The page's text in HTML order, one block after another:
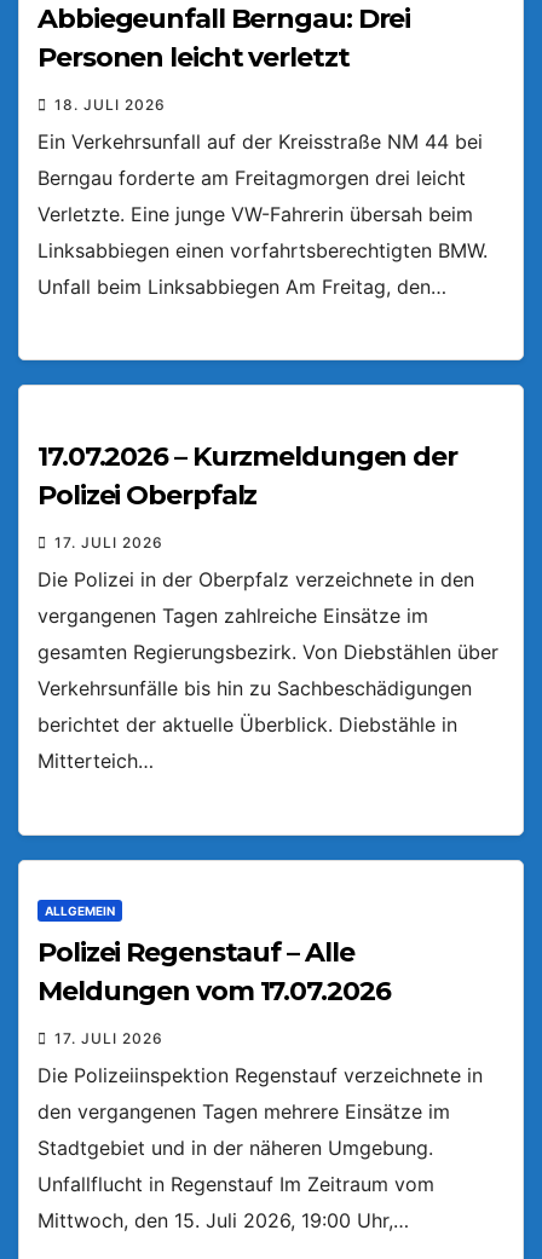
Abbiegeunfall Berngau: Drei
Personen leicht verletzt
18. JULI 2026
Ein Verkehrsunfall auf der Kreisstraße NM 44 bei
Berngau forderte am Freitagmorgen drei leicht
Verletzte. Eine junge VW-Fahrerin übersah beim
Linksabbiegen einen vorfahrtsberechtigten BMW.
Unfall beim Linksabbiegen Am Freitag, den…
17.07.2026 – Kurzmeldungen der
Polizei Oberpfalz
17. JULI 2026
Die Polizei in der Oberpfalz verzeichnete in den
vergangenen Tagen zahlreiche Einsätze im
gesamten Regierungsbezirk. Von Diebstählen über
Verkehrsunfälle bis hin zu Sachbeschädigungen
berichtet der aktuelle Überblick. Diebstähle in
Mitterteich…
ALLGEMEIN
Polizei Regenstauf – Alle
Meldungen vom 17.07.2026
17. JULI 2026
Die Polizeiinspektion Regenstauf verzeichnete in
den vergangenen Tagen mehrere Einsätze im
Stadtgebiet und in der näheren Umgebung.
Unfallflucht in Regenstauf Im Zeitraum vom
Mittwoch, den 15. Juli 2026, 19:00 Uhr,…